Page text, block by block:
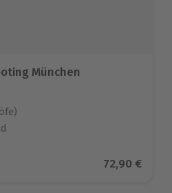
München
auf 3 BewertungenAktueller
72,90 €